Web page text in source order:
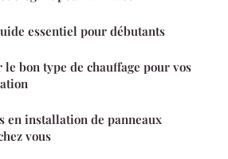
essentiel pour débutants
bon type de chauffage pour vos
en installation de panneaux
vous